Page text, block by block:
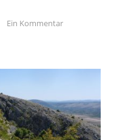
Ein Kommentar